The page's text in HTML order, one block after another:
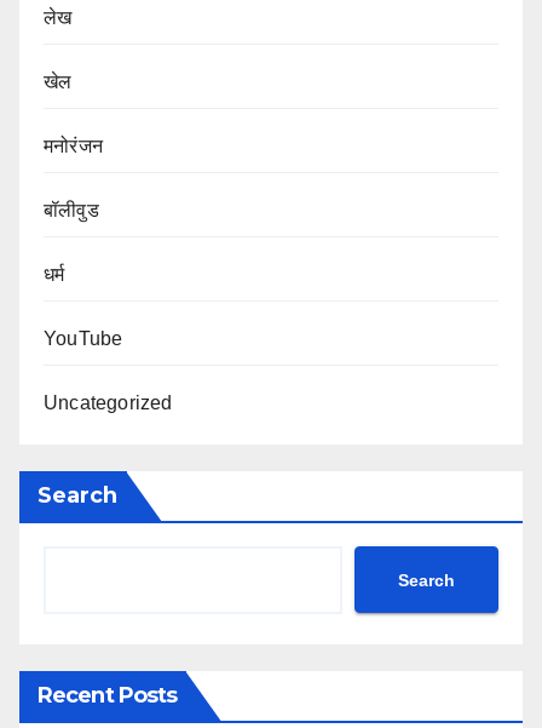
लेख
खेल
मनोरंजन
बॉलीवुड
धर्म
YouTube
Uncategorized
Search
Search
Recent Posts